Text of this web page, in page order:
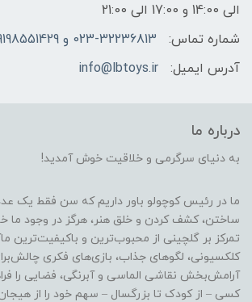
الی 14:00 و 17:00 الی 21:00
شماره تماس:
023-32236813 و 09198551429
آدرس ایمیل:
info@lbtoys.ir
درباره ما
به دنیای سرگرمی و خلاقیت خوش آمدید!
ما در رئیس کوچولو باور داریم که سن فقط یک
ساختن، کشف کردن و خلق هنر، هرگز در وجود ما
تمرکز بر گلچینی از محبوب‌ترین و باکیفیت‌ترین
کلکسیونی، لگوهای جذاب، بازی‌های فکری
آرامش‌بخش نقاشی الماسی و آبرنگی، فضایی را
کسی – از کودک تا بزرگسال – سهم خود را از